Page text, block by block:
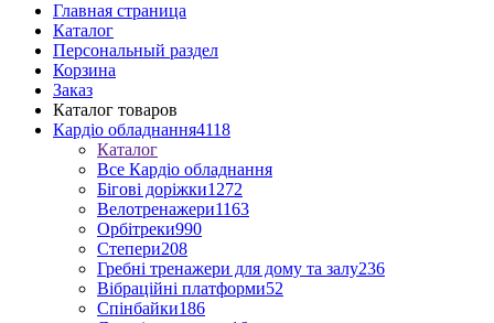
Главная страница
Каталог
Персональный раздел
Корзина
Заказ
Каталог товаров
Кардіо обладнання4118
Каталог
Все Кардіо обладнання
Бігові доріжки1272
Велотренажери1163
Орбітреки990
Степери208
Гребні тренажери для дому та залу236
Вібраційні платформи52
Спінбайки186